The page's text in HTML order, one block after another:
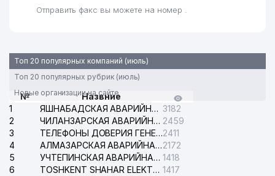
31 MULTIVAC PACKAGING ИП ООО
33 SSP-MAROQAND УП 955 м
34
МИНИСТЕРСТВО ЮСТИЦИИ
РЕСПУБЛИКИ УЗБЕКИСТАН
AVTOTEST REPORT ООО
ГЕНЕРАЛЬНАЯ ПРОКУРАТУРА
РЕСПУБЛИКИ УЗБЕКИСТАН
Отправить факс вы можете на номер .
Топ 20 популярных компаний (июль)
Топ 20 популярных рубрик (июль)
Новые организации на сайте
№
Назвние
1
ЯШНАБАДСКАЯ АВАРИЙНАЯ СЛУЖБА ЭЛЕКТРОСЕТИ 3182
2
ЧИЛАНЗАРСКАЯ АВАРИЙНАЯ СЛУЖБА ЭЛЕКТРОСЕТИ 2459
3
ТЕЛЕФОНЫ ДОВЕРИЯ ГЕНЕРАЛЬНОЙ ПРОКУРАТУРЫ РЕСПУБЛИКИ УЗБЕКИСТАН2411
4
АЛМАЗАРСКАЯ АВАРИЙНАЯ СЛУЖБА ЭЛЕКТРОСЕТИ2172
5
УЧТЕПИНСКАЯ АВАРИЙНАЯ СЛУЖБА ЭЛЕКТРОСЕТИ 1418
6
TOSHKENT SHAHAR ELEKTR TARMOQLARI KORXONASI АО 1417